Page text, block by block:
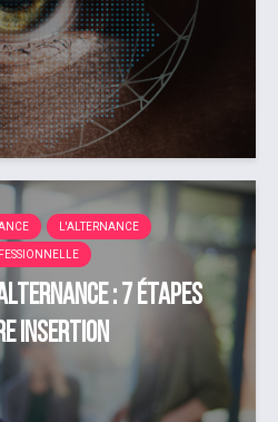
L'ALTERNANCE
: 7 étapes
insertion